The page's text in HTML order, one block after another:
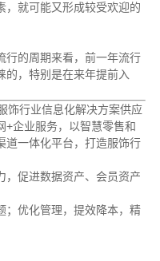
，就可能又形成较受欢迎的
行的周期来看，前一年流行
的，特别是在来年提前入
饰行业信息化解决方案供应
+企业服务，以智慧零售和
道一体化平台，打造服饰行
，促进数据资产、会员资产
；优化管理，提效降本，精